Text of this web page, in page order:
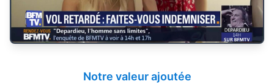
Notre valeur ajoutée